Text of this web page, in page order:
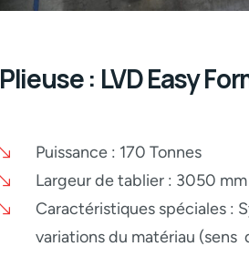
Plieuse : LVD Easy
Puissance : 170 Tonnes
Largeur de tablier : 3050 mm
Caractéristiques spéciales :
variations du matériau (sens